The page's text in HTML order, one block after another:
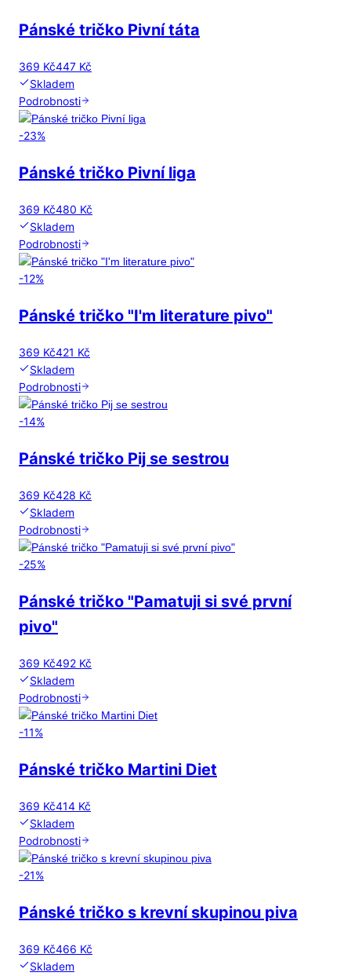
Pánské tričko Pivní táta
369 Kč447 Kč
Skladem
Podrobnosti
-23%
Pánské tričko Pivní liga
369 Kč480 Kč
Skladem
Podrobnosti
-12%
Pánské tričko "I'm literature pivo"
369 Kč421 Kč
Skladem
Podrobnosti
-14%
Pánské tričko Pij se sestrou
369 Kč428 Kč
Skladem
Podrobnosti
-25%
Pánské tričko "Pamatuji si své první
pivo"
369 Kč492 Kč
Skladem
Podrobnosti
-11%
Pánské tričko Martini Diet
369 Kč414 Kč
Skladem
Podrobnosti
-21%
Pánské tričko s krevní skupinou piva
369 Kč466 Kč
Skladem